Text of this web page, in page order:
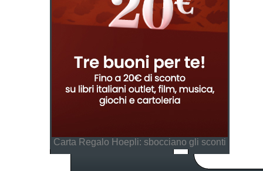
Carta Regalo Hoepli: sbocciano gli sconti